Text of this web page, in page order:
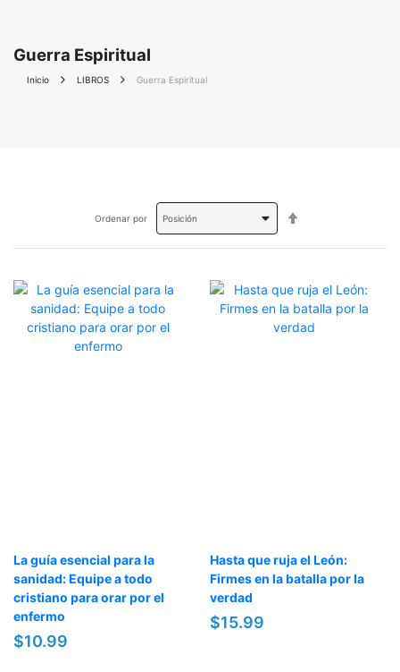
Guerra Espiritual
Inicio LIBROS Guerra Espiritual
Ordenar por
La guía esencial para la
sanidad: Equipe a todo
cristiano para orar por el
enfermo
$10.99
Hasta que ruja el León:
Firmes en la batalla por la
verdad
$15.99